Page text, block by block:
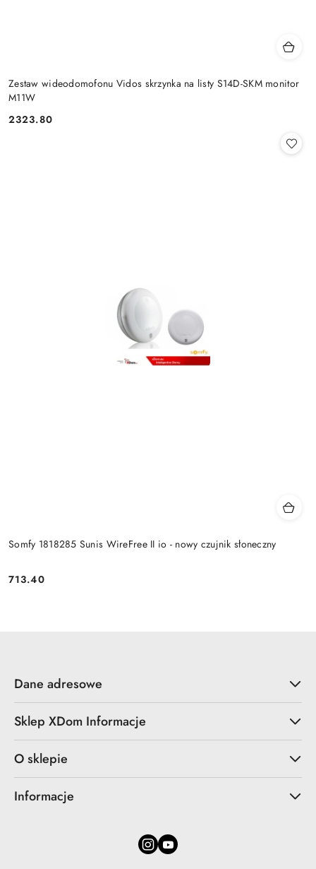
Zestaw wideodomofonu Vidos skrzynka na listy S14D-SKM monitor
M11W
Cena:
2323.80
Somfy 1818285 Sunis WireFree II io - nowy czujnik słoneczny
Cena:
713.40
Dane adresowe
Sklep XDom Informacje
O sklepie
Informacje